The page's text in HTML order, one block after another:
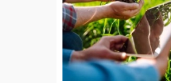
Para desempleados,
trabajadores y autónomos.
Sector
-Agricultura y Ganadería.